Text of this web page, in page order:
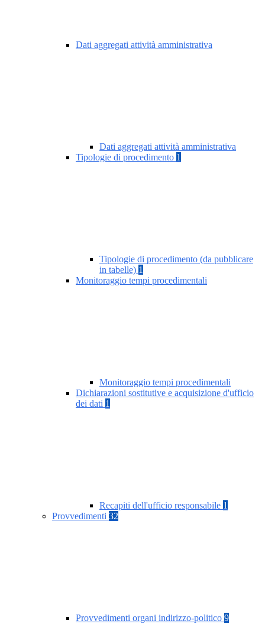
Dati aggregati attività amministrativa
Dati aggregati attività amministrativa
Tipologie di procedimento 1
Tipologie di procedimento (da pubblicare
in tabelle) 1
Monitoraggio tempi procedimentali
Monitoraggio tempi procedimentali
Dichiarazioni sostitutive e acquisizione d'ufficio
dei dati 1
Recapiti dell'ufficio responsabile 1
Provvedimenti 32
Provvedimenti organi indirizzo-politico 9